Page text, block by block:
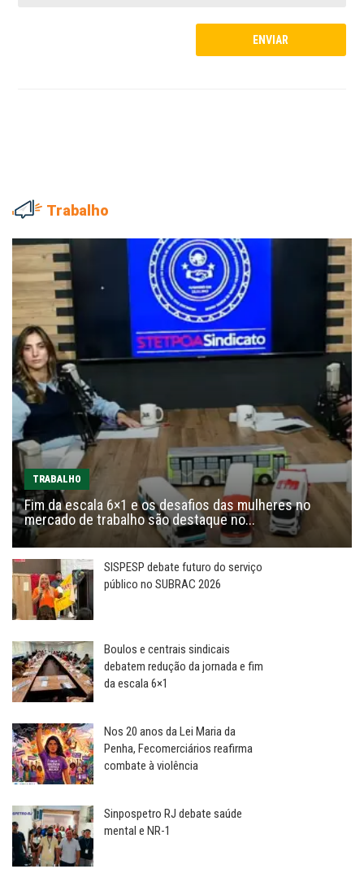
Trabalho
TRABALHO
Fim da escala 6×1 e os desafios das mulheres no
mercado de trabalho são destaque no...
SISPESP debate futuro do serviço
público no SUBRAC 2026
Boulos e centrais sindicais
debatem redução da jornada e fim
da escala 6×1
Nos 20 anos da Lei Maria da
Penha, Fecomerciários reafirma
combate à violência
Sinpospetro RJ debate saúde
mental e NR-1